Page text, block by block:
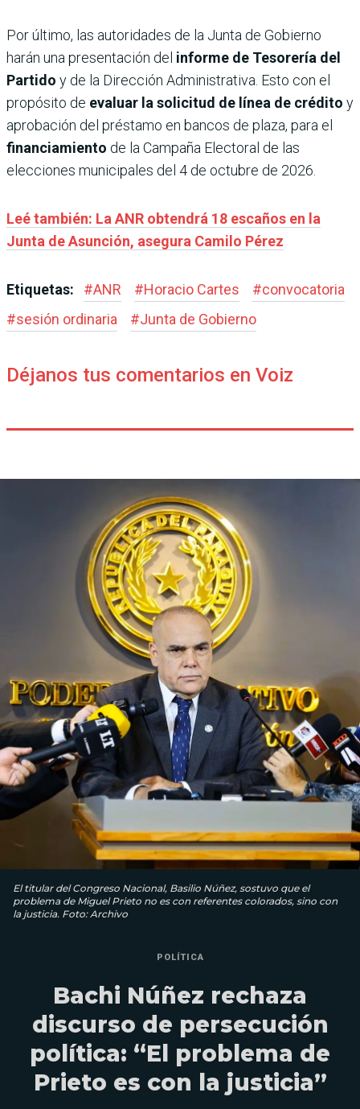
Por último, las autoridades de la Junta de Gobierno
harán una presentación del informe de Tesorería del
Partido y de la Dirección Administrativa. Esto con el
propósito de evaluar la solicitud de línea de crédito y
aprobación del préstamo en bancos de plaza, para el
financiamiento de la Campaña Electoral de las
elecciones municipales del 4 de octubre de 2026.
Leé también: La ANR obtendrá 18 escaños en la
Junta de Asunción, asegura Camilo Pérez
Etiquetas: #ANR #Horacio Cartes #convocatoria
#sesión ordinaria #Junta de Gobierno
Déjanos tus comentarios en Voiz
El titular del Congreso Nacional, Basilio Núñez, sostuvo que el
problema de Miguel Prieto no es con referentes colorados, sino con
la justicia. Foto: Archivo
POLÍTICA
Bachi Núñez rechaza
discurso de persecución
política: “El problema de
Prieto es con la justicia”